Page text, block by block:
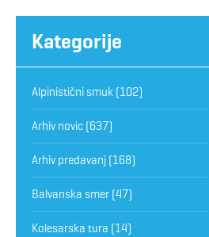
Kategorije
Alpinistični smuk(102)
Arhiv novic(637)
Arhiv predavanj(168)
Balvanska smer(47)
Kolesarska tura (14)